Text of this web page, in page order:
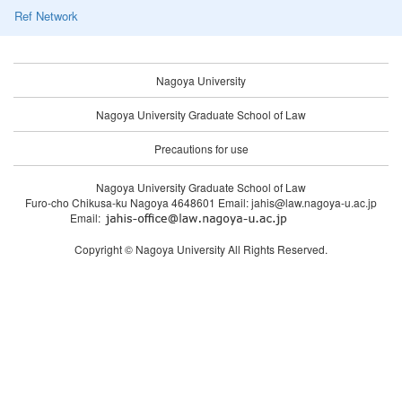
Ref Network
Nagoya University
Nagoya University Graduate School of Law
Precautions for use
Nagoya University Graduate School of Law
Furo-cho Chikusa-ku Nagoya 4648601 Email: jahis@law.nagoya-u.ac.jp
Email:
Copyright © Nagoya University All Rights Reserved.